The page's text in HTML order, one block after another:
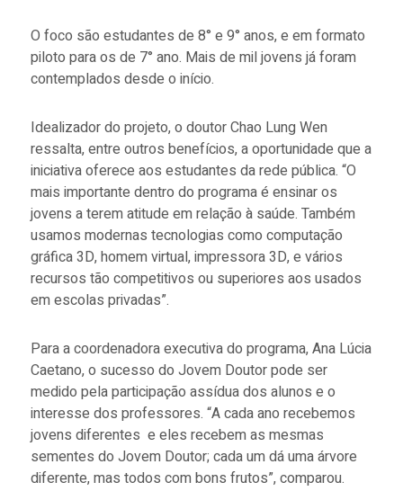
O foco são estudantes de 8° e 9° anos, e em formato
piloto para os de 7° ano. Mais de mil jovens já foram
contemplados desde o início.
Idealizador do projeto, o doutor Chao Lung Wen
ressalta, entre outros benefícios, a oportunidade que a
iniciativa oferece aos estudantes da rede pública. “O
mais importante dentro do programa é ensinar os
jovens a terem atitude em relação à saúde. Também
usamos modernas tecnologias como computação
gráfica 3D, homem virtual, impressora 3D, e vários
recursos tão competitivos ou superiores aos usados
em escolas privadas”.
Para a coordenadora executiva do programa, Ana Lúcia
Caetano, o sucesso do Jovem Doutor pode ser
medido pela participação assídua dos alunos e o
interesse dos professores. “A cada ano recebemos
jovens diferentes e eles recebem as mesmas
sementes do Jovem Doutor; cada um dá uma árvore
diferente, mas todos com bons frutos”, comparou.